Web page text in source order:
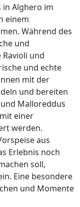
in Alghero im
einem
Während des
und
und
und echte
mit der
und bereiten
Malloreddus
einer
werden.
aus
Erlebnis noch
soll,
Eine besondere
und Momente